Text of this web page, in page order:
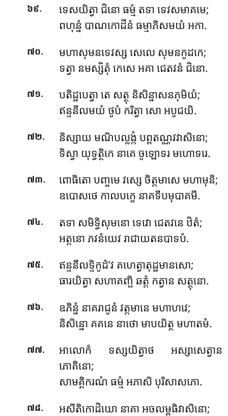
៦៩.
ទេសយិត្វា ជិនោ ធម្មំ តទា ទេវសមាគមេ;
ពហុន្នំ បាណកោដីនំ ធម្មាភិសមយំ អកា.
៧០.
មហាសុមនទេវស្ស សេលេ សុមនកូដកេ;
ទត្វា នមស្សិតុំ កេសេ អគា ជេតវនំ ជិនោ.
៧១.
បតិដ្ឋបេត្វា តេ សត្ថុ និសិន្នាសនភុមិយំ;
ឥន្ទនីលមយំ ថូបំ ករិត្វា សោ អបូជយិ.
៧២.
និស្សាយ មណិបល្លង្កំ បព្ពតណ្ណវវាសិនោ;
ទិស្វា យុទ្ធត្ថិកេ នាគេ ចូឡោទរ មហោទរេ.
៧៣.
ពោធិតោ បញ្ចមេ វស្សេ ចិត្តមាសេ មហាមុនិ;
ឧបោសថេ កាលបក្ខេ នាគទីបមុបាគមី.
៧៤.
តទា សមិទ្ធិសុមនោ ទេវោ ជេតវនេ ឋិតំ;
អត្តនោ ភវនំយេវ រាជាយតនបាទបំ.
៧៥.
ឥន្ទនីលទ្ទិកូដំ’វ គហេត្វាតុដ្ឋមានសោ;
ធារយិត្វា សហាគញ្ឆិ ឆត្តំ កត្វាន សត្ថុនោ.
៧៦.
ឧភិន្នំ នាគរាជូនំ វត្តមានេ មហាហវេ;
និសិន្នោ គគនេ នាថោ មាបយិត្ថ មហាតមំ.
៧៧.
អាលោកំ ទស្សយិត្វាថ អស្សាសេត្វាន
ភោគិនោ;
សាមគ្គិករណំ ធម្មំ អភាសិ បុរិសាសភោ.
៧៨. អសីតិកោដិយោ នាគា អចលម្ពុធិវាសិនោ;